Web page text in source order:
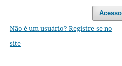
Acesso
Não é um usuário? Registre-se no
site